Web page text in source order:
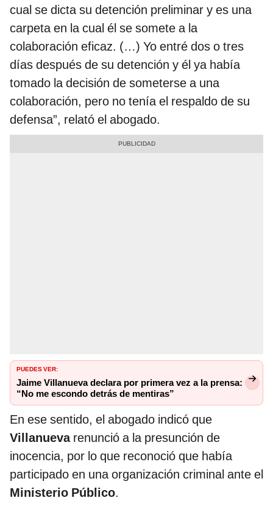
cual se dicta su detención preliminar y es una
carpeta en la cual él se somete a la
colaboración eficaz. (…) Yo entré dos o tres
días después de su detención y él ya había
tomado la decisión de someterse a una
colaboración, pero no tenía el respaldo de su
defensa”, relató el abogado.
PUEDES VER:
Jaime Villanueva declara por primera vez a la prensa:
“No me escondo detrás de mentiras”
En ese sentido, el abogado indicó que
Villanuevarenunció a la presunción de
inocencia, por lo que reconoció que había
participado en una organización criminal ante el
Ministerio Público.